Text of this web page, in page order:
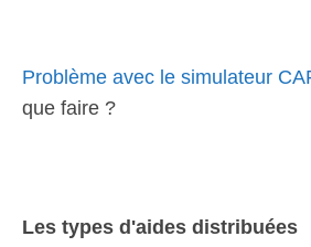
Problème avec le simulateur
que faire ?
Les types d'aides distribuées